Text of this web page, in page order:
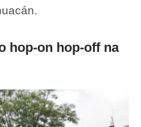
hop-on hop-off na